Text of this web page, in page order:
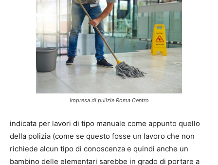
Impresa di pulizie Roma Centro
indicata per lavori di tipo manuale come appunto quello
della polizia (come se questo fosse un lavoro che non
richiede alcun tipo di conoscenza e quindi anche un
bambino delle elementari sarebbe in grado di portare a